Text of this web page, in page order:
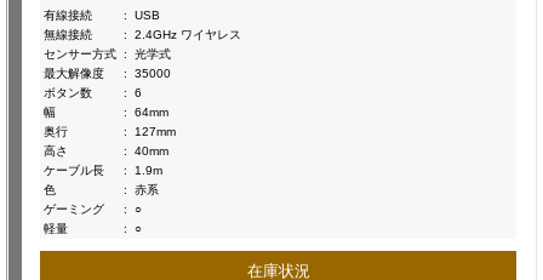
有線接続
:
USB
無線接続
:
2.4GHz ワイヤレス
センサー方式 :
光学式
最大解像度
:
35000
ボタン数
:
6
幅
:
64mm
奥行
:
127mm
高さ
:
40mm
ケーブル長
:
1.9m
色
:
赤系
ゲーミング
:
○
軽量
: ○
在庫状況